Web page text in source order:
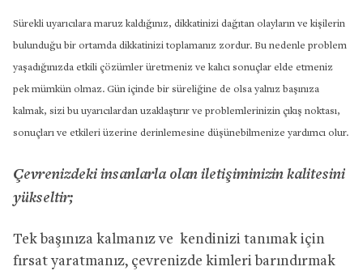
Sürekli uyarıcılara maruz kaldığınız, dikkatinizi dağıtan olayların ve kişilerin
bulunduğu bir ortamda dikkatinizi toplamanız zordur. Bu nedenle problem
yaşadığınızda etkili çözümler üretmeniz ve kalıcı sonuçlar elde etmeniz
pek mümkün olmaz. Gün içinde bir süreliğine de olsa yalnız başınıza
kalmak, sizi bu uyarıcılardan uzaklaştırır ve problemlerinizin çıkış noktası,
sonuçları ve etkileri üzerine derinlemesine düşünebilmenize yardımcı olur.
Çevrenizdeki insanlarla olan iletişiminizin kalitesini
yükseltir;
Tek başınıza kalmanız ve kendinizi tanımak için
fırsat yaratmanız, çevrenizde kimleri barındırmak